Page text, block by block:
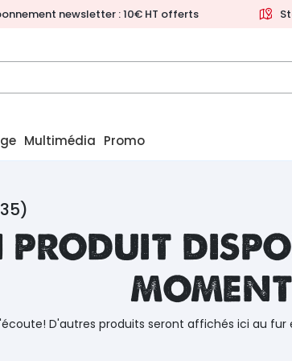
newsletter : 10€ HT offerts
Multimédia Promo
produit
moment
D'autres produits seront affichés ici au